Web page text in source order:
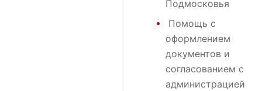
Подмосковья
Помощь с
оформлением
документов и
согласованием с
администрацией